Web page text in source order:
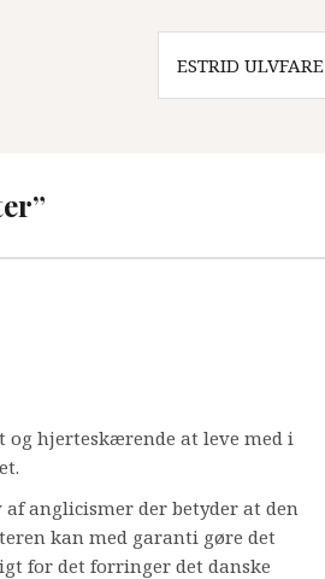
ESTRID ULVFARE
og hjerteskærende at leve med i
anglicismer der betyder at den
kan med garanti gøre det
for det forringer det danske